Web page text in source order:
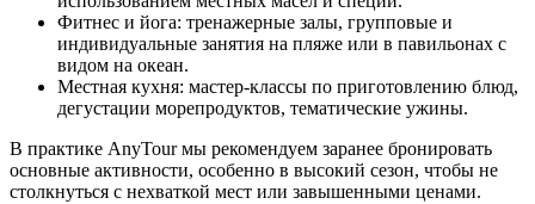
Фитнес и йога: тренажерные залы, групповые и
индивидуальные занятия на пляже или в павильонах с
видом на океан.
Местная кухня: мастер-классы по приготовлению блюд,
дегустации морепродуктов, тематические ужины.
В практике AnyTour мы рекомендуем заранее бронировать
основные активности, особенно в высокий сезон, чтобы не
столкнуться с нехваткой мест или завышенными ценами.